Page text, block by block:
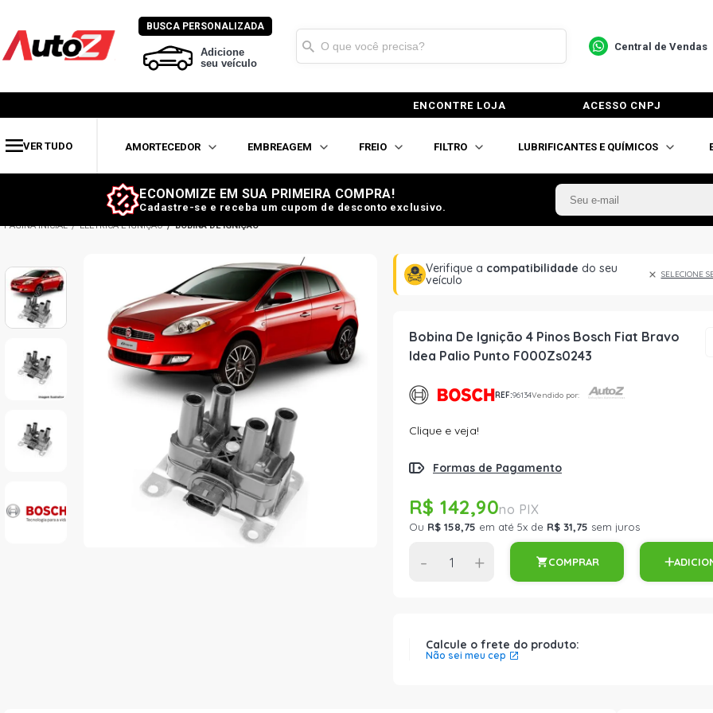
BUSCA PERSONALIZADA
Adicione
seu veículo
Central de Vendas
ENCONTRE LOJA ACESSO CNPJ
VER TUDO AMORTECEDOR EMBREAGEM FREIO FILTRO LUBRIFICANTES E QUÍMICOS
ECONOMIZE EM SUA PRIMEIRA COMPRA!
Cadastre-se e receba um cupom de desconto exclusivo.
ELÉTRICA E IGNIÇÃO BOBINA DE IGNIÇÃO
Verifique a compatibilidade do seu
veículo
SELECIONE
Bobina De Ignição 4 Pinos Bosch Fiat Bravo
Idea Palio Punto F000Zs0243
REF:96134Vendido por:
Clique e veja!
Formas de Pagamento
R$ 142,90
Ou R$ 158,75 em até 5x de R$ 31,75 sem juros
- + COMPRAR
Calcule o frete do produto:
Não sei meu cep